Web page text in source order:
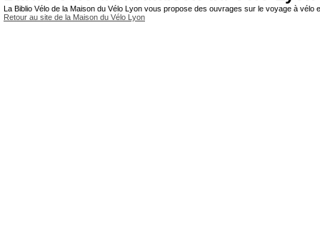
La Biblio Vélo de la Maison du Vélo Lyon vous propose des ouvrages sur le voyage à
Retour au site de la Maison du Vélo Lyon